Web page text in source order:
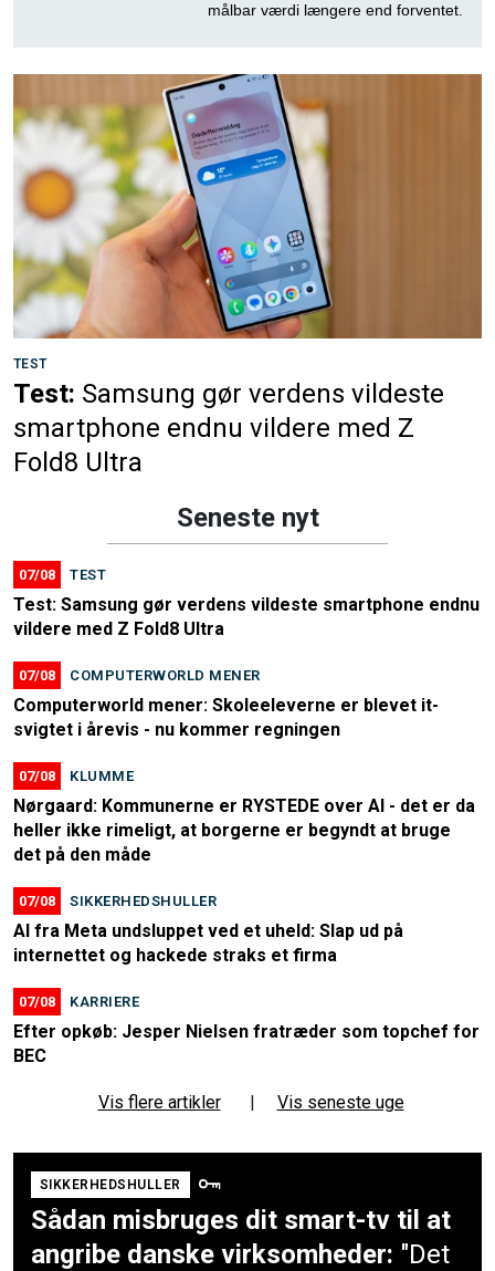
målbar værdi længere end forventet.
TEST
Test: Samsung gør verdens vildeste
smartphone endnu vildere med Z
Fold8 Ultra
Seneste nyt
07/08 TEST
Test: Samsung gør verdens vildeste smartphone endnu
vildere med Z Fold8 Ultra
07/08 COMPUTERWORLD MENER
Computerworld mener: Skoleeleverne er blevet it-
svigtet i årevis - nu kommer regningen
07/08 KLUMME
Nørgaard: Kommunerne er RYSTEDE over AI - det er da
heller ikke rimeligt, at borgerne er begyndt at bruge
det på den måde
07/08 SIKKERHEDSHULLER
AI fra Meta undsluppet ved et uheld: Slap ud på
internettet og hackede straks et firma
07/08 KARRIERE
Efter opkøb: Jesper Nielsen fratræder som topchef for
BEC
Vis flere artikler | Vis seneste uge
SIKKERHEDSHULLER
Sådan misbruges dit smart-tv til at
angribe danske virksomheder: "Det